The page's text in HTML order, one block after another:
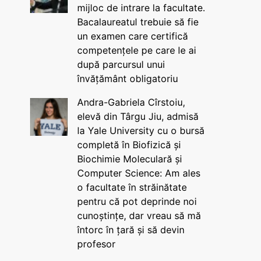
mijloc de intrare la facultate.
Bacalaureatul trebuie să fie
un examen care certifică
competențele pe care le ai
după parcursul unui
învățământ obligatoriu
Andra-Gabriela Cîrstoiu,
elevă din Târgu Jiu, admisă
la Yale University cu o bursă
completă în Biofizică și
Biochimie Moleculară și
Computer Science: Am ales
o facultate în străinătate
pentru că pot deprinde noi
cunoștințe, dar vreau să mă
întorc în țară și să devin
profesor